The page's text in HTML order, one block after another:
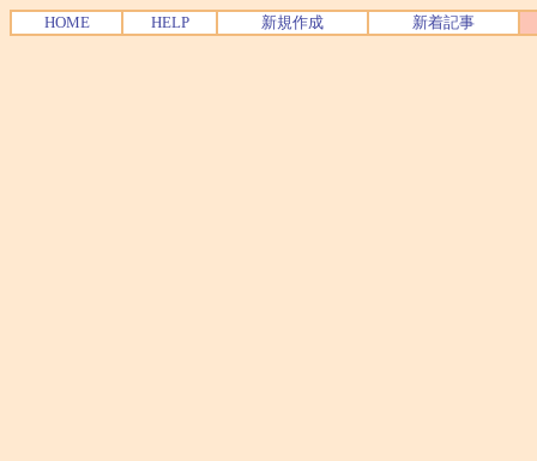
HOME HELP 新規作成 新着記事